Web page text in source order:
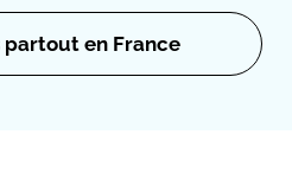
partout en France